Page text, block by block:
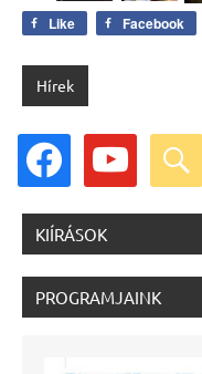
Like Facebook
Hírek
facebook youtube search
KIÍRÁSOK
PROGRAMJAINK